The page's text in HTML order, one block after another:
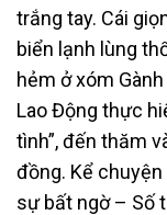
trắng tay. Cái
biển lạnh lùng
hẻm ở xóm
Lao Động thực
tình”, đến thăm
đồng. Kể
sự bất ngờ – Số